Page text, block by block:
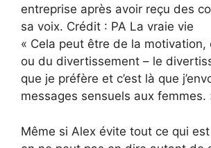
entreprise après avoir reçu des
sa voix. Crédit : PA La vraie vie
« Cela peut être de la motivation,
ou du divertissement – ​​le
que je préfère et c’est là que
messages sensuels aux femmes.
Même si Alex évite tout ce qui